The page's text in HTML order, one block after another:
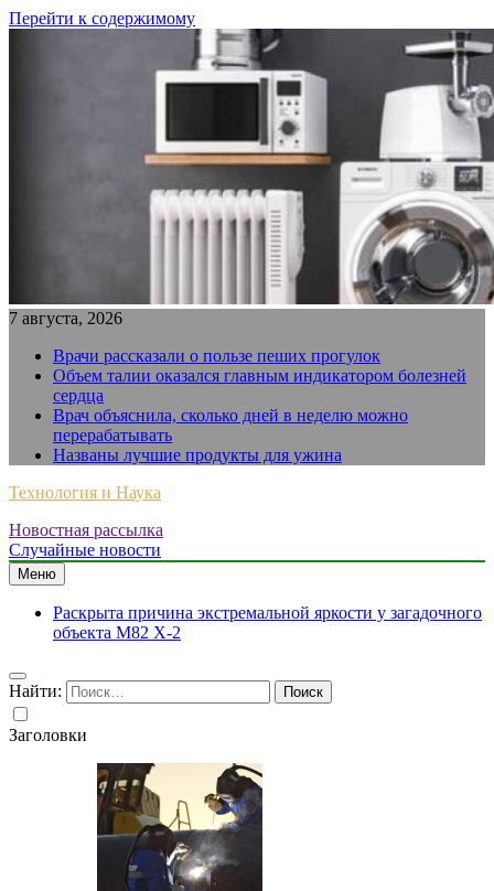
Перейти к содержимому
7 августа, 2026
Врачи рассказали о пользе пеших прогулок
Объем талии оказался главным индикатором болезней
сердца
Врач объяснила, сколько дней в неделю можно
перерабатывать
Названы лучшие продукты для ужина
Технология и Наука
Новостная рассылка
Случайные новости
Меню
Раскрыта причина экстремальной яркости у загадочного
объекта M82 X-2
Найти:
Заголовки